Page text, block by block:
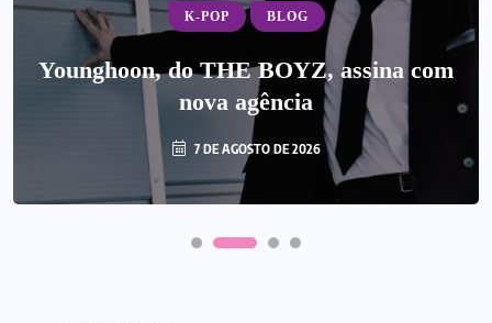
K-POP BLOG
Younghoon, do THE BOYZ, assina com
nova agência
7 DE AGOSTO DE 2026